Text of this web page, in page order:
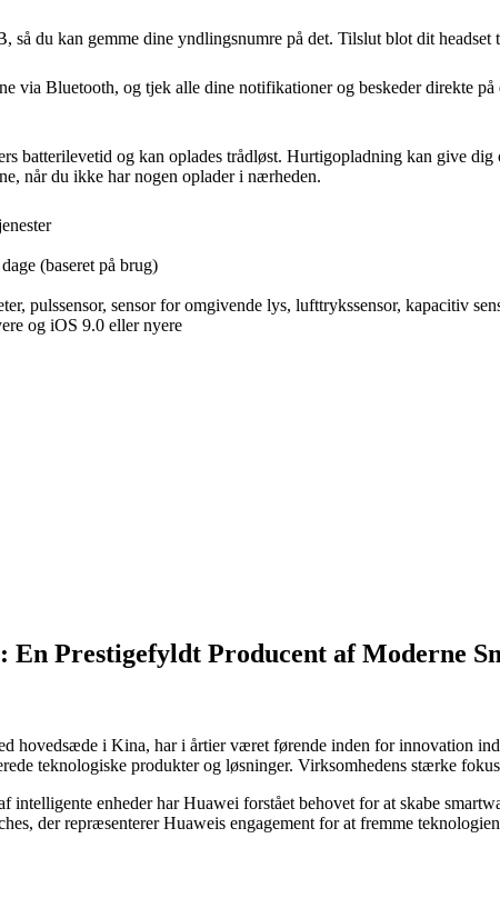
så du kan gemme dine yndlingsnumre på det. Tilslut blot dit
via Bluetooth, og tjek alle dine notifikationer og beskeder direkte
batterilevetid og kan oplades trådløst. Hurtigopladning kan give
når du ikke har nogen oplader i nærheden.
(baseret på brug)
pulssensor, sensor for omgivende lys, lufttrykssensor, kapacitiv
og iOS 9.0 eller nyere
En Prestigefyldt Producent af Moderne
hovedsæde i Kina, har i årtier været førende inden for innovation
teknologiske produkter og løsninger. Virksomhedens stærke
intelligente enheder har Huawei forstået behovet for at skabe
der repræsenterer Huaweis engagement for at fremme